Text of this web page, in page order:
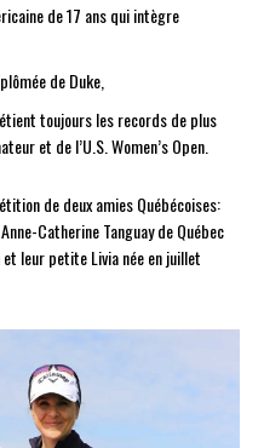
de 17 ans qui intègre
de Duke,
toujours les records de plus
et de l’U.S. Women’s Open.
de deux amies Québécoises:
Catherine Tanguay de Québec
leur petite Livia née en juillet